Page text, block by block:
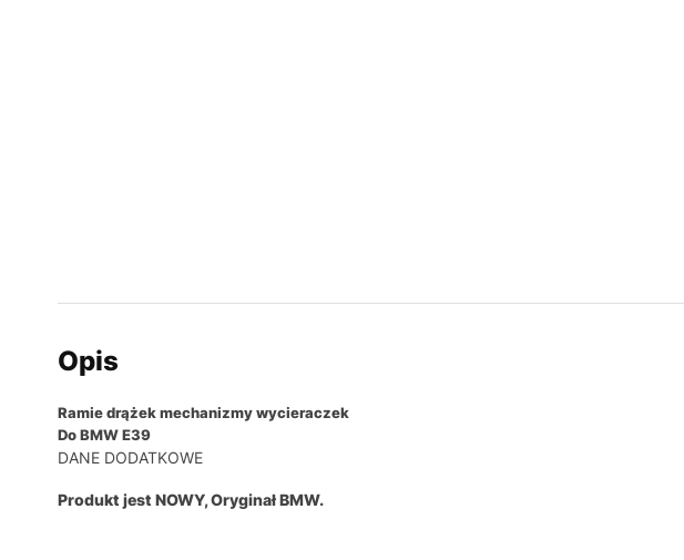
Opis
Ramie drążek mechanizmy wycieraczek
Do BMW E39
DANE DODATKOWE
Produkt jest NOWY, Oryginał BMW.